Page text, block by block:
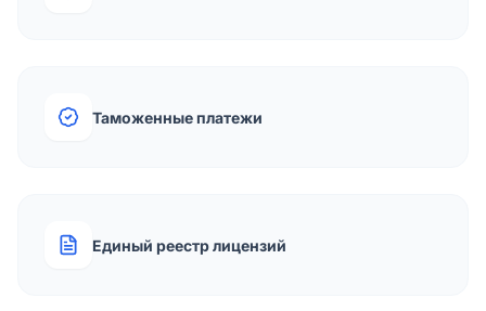
Таможенные платежи
Единый реестр лицензий